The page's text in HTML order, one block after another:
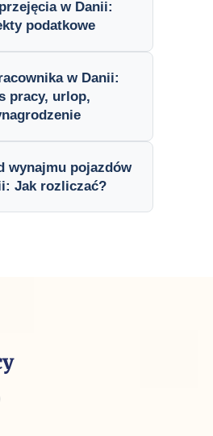
w Danii:
podatkowe
w Danii:
pracy, urlop,
wynajmu pojazdów
Jak rozliczać?